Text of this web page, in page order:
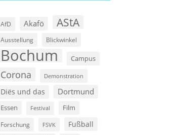
AfD Akafö AStA
Ausstellung Blickwinkel
Bochum Campus
Corona Demonstration
Diës und das Dortmund
Essen Festival Film
Forschung FSVK Fußball